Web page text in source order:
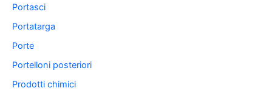
Portasci
Portatarga
Porte
Portelloni posteriori
Prodotti chimici